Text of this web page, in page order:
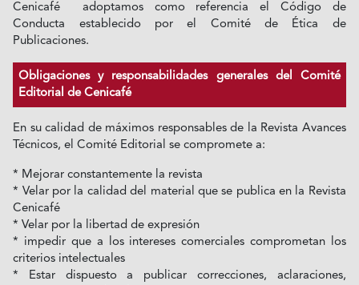
Cenicafé adoptamos como referencia el Código de
Conducta establecido por el Comité de Ética de
Publicaciones.
Obligaciones y responsabilidades generales del Comité
Editorial de Cenicafé
En su calidad de máximos responsables de la Revista Avances
Técnicos, el Comité Editorial se compromete a:
* Mejorar constantemente la revista
* Velar por la calidad del material que se publica en la Revista
Cenicafé
* Velar por la libertad de expresión
* impedir que a los intereses comerciales comprometan los
criterios intelectuales
* Estar dispuesto a publicar correcciones, aclaraciones,